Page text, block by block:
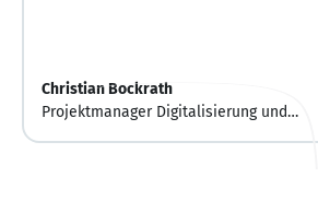
Christian Bockrath
Projektmanager Digitalisierung und